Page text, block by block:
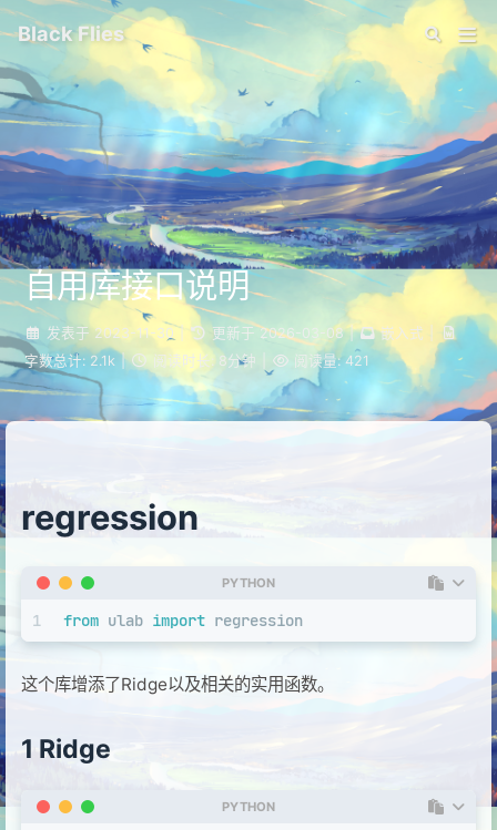
Black Flies
自用库接口说明
发表于 2023-11-30 | 更新于 2026-03-08 | 嵌入式
字数总计: 2.1k | 阅读时长: 8分钟 阅读量: 421
regression
PYTHON
1 from ulab import regression
这个库增添了Ridge以及相关的实用函数。
1 Ridge
PYTHON